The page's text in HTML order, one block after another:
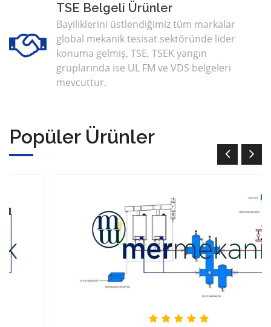
TSE Belgeli Ürünler
Bayiliklerini üstlendiğimiz tüm markalar
global mekanik tesisat sektöründe lider
konuma gelmiş, TSE, TSEK yangın
gruplarında ise UL FM ve VDS belgeleri
mevcuttur.
Popüler Ürünler